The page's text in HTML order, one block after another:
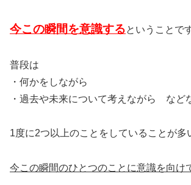
今この瞬間を意識するということで
普段は
・何かをしながら
・過去や未来について考えながら など
1度に2つ以上のことをしていることが多
今この瞬間のひとつのことに意識を向け